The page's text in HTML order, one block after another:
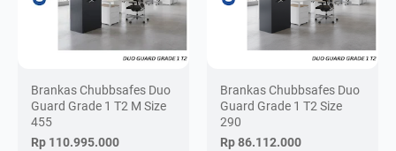
Brankas Chubbsafes Duo
Guard Grade 1 T2 M Size
455
Rp 110.995.000
Brankas Chubbsafes Duo
Guard Grade 1 T2 Size
290
Rp 86.112.000